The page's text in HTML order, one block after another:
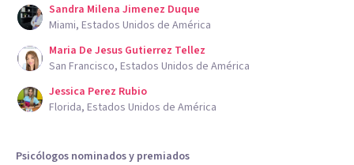
Sandra Milena Jimenez Duque
Miami, Estados Unidos de América
Maria De Jesus Gutierrez Tellez
San Francisco, Estados Unidos de América
Jessica Perez Rubio
Florida, Estados Unidos de América
Psicólogos nominados y premiados